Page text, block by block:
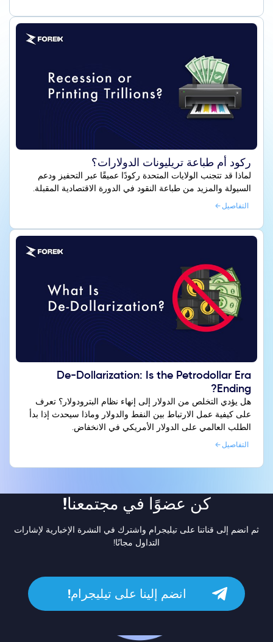
ركود أم طباعة تريليونات الدولارات؟
لماذا قد تتجنب الولايات المتحدة ركودًا عميقًا عبر التحفيز ودعم
السيولة والمزيد من طباعة النقود في الدورة الاقتصادية المقبلة.
التفاصيل
De-Dollarization: Is the Petrodollar Era
Ending?
هل يؤدي التخلص من الدولار إلى إنهاء نظام البترودولار؟ تعرف
على كيفية عمل الارتباط بين النفط والدولار وماذا سيحدث إذا بدأ
الطلب العالمي على الدولار الأمريكي في الانخفاض.
التفاصيل
كن عضوًا في مجتمعنا!
ثم انضم إلى قناتنا على تيليجرام واشترك في النشرة الإخبارية لإشارات
التداول مجانًا!
انضم إلينا على تيليجرام!